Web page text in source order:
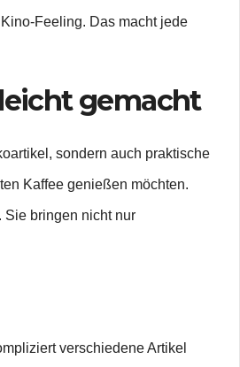
Feeling. Das macht jede
gemacht
sondern auch praktische
Kaffee genießen möchten.
Sie bringen nicht nur
verschiedene Artikel